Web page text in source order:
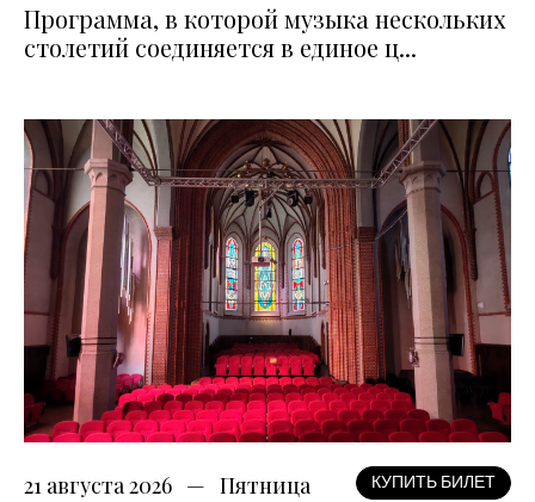
Программа, в которой музыка нескольких
столетий соединяется в единое ц...
21 августа 2026 Пятница КУПИТЬ БИЛЕТ